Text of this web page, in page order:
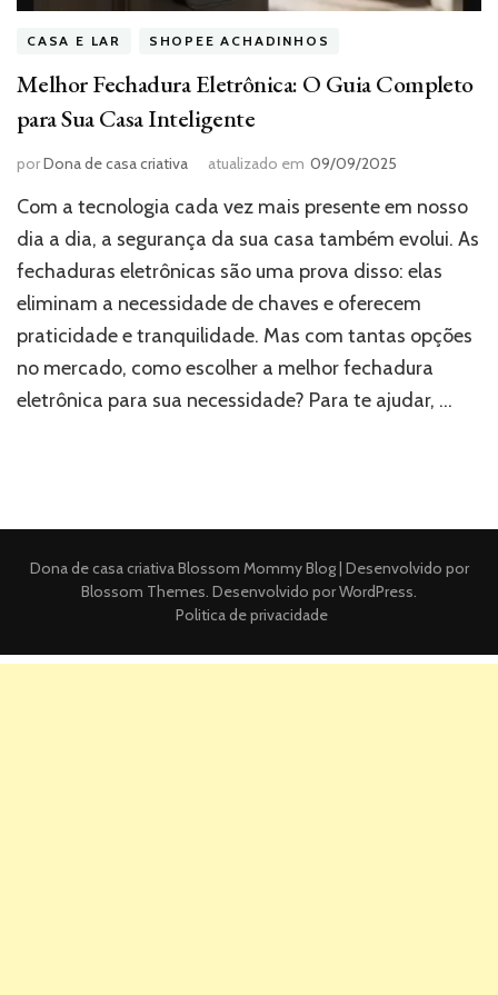
CASA E LAR SHOPEE ACHADINHOS
Melhor Fechadura Eletrônica: O Guia Completo
para Sua Casa Inteligente
porDona de casa criativa atualizado em 09/09/2025
Com a tecnologia cada vez mais presente em nosso
dia a dia, a segurança da sua casa também evolui. As
fechaduras eletrônicas são uma prova disso: elas
eliminam a necessidade de chaves e oferecem
praticidade e tranquilidade. Mas com tantas opções
no mercado, como escolher a melhor fechadura
eletrônica para sua necessidade? Para te ajudar, …
Dona de casa criativaBlossom Mommy Blog | Desenvolvido por
Blossom Themes. Desenvolvido porWordPress.
Politica de privacidade